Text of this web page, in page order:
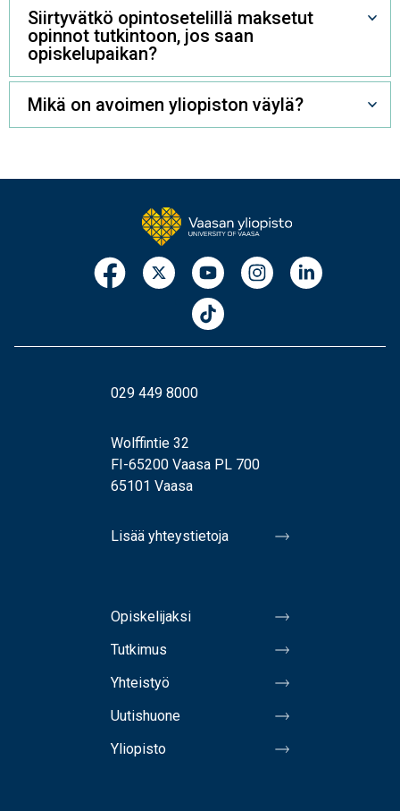
Siirtyvätkö opintosetelillä maksetut
opinnot tutkintoon, jos saan
opiskelupaikan?
Mikä on avoimen yliopiston väylä?
029 449 8000
Wolffintie 32
FI-65200 Vaasa PL 700
65101 Vaasa
Lisää yhteystietoja
Opiskelijaksi
Tutkimus
Yhteistyö
Uutishuone
Yliopisto